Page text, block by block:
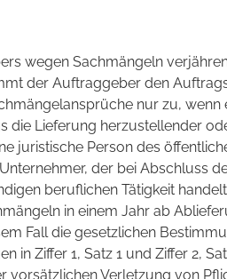
wegen Sachmängeln
der Auftraggeber den
nur zu,
die Lieferung herzustellender
juristische Person des
der bei Abschluss
beruflichen Tätigkeit
in einem Jahr ab
Fall die gesetzlichen
in Ziffer 1, Satz 1 und Ziffer 2,
vorsätzlichen Verletzung von